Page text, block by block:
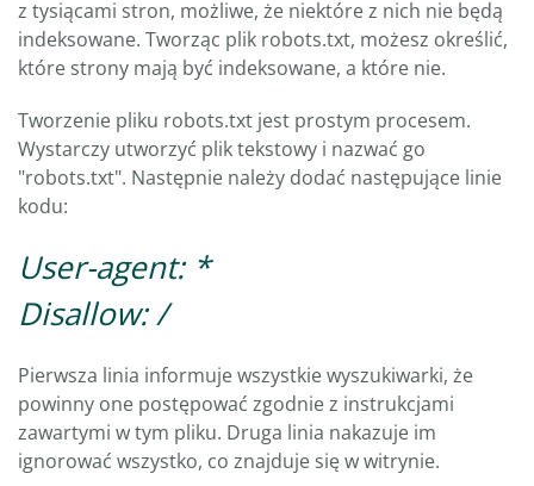
z tysiącami stron, możliwe, że niektóre z nich nie będą
indeksowane. Tworząc plik robots.txt, możesz określić,
które strony mają być indeksowane, a które nie.
Tworzenie pliku robots.txt jest prostym procesem.
Wystarczy utworzyć plik tekstowy i nazwać go
"robots.txt". Następnie należy dodać następujące linie
kodu:
User-agent: *
Disallow: /
Pierwsza linia informuje wszystkie wyszukiwarki, że
powinny one postępować zgodnie z instrukcjami
zawartymi w tym pliku. Druga linia nakazuje im
ignorować wszystko, co znajduje się w witrynie.